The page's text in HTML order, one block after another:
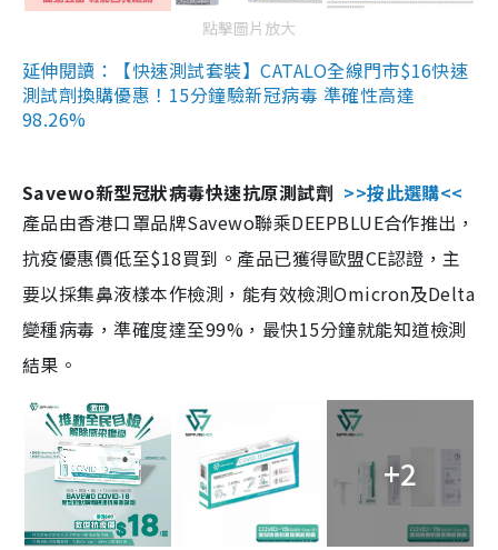
點擊圖片放大
延伸閱讀：【快速測試套裝】CATALO全線門市$16快速
測試劑換購優惠！15分鐘驗新冠病毒 準確性高達
98.26%
Savewo新型冠狀病毒快速抗原測試劑 >>按此選購<<
產品由香港口罩品牌Savewo聯乘DEEPBLUE合作推出，
抗疫優惠價低至$18買到。產品已獲得歐盟CE認證，主
要以採集鼻液樣本作檢測，能有效檢測Omicron及Delta
變種病毒，準確度達至99%，最快15分鐘就能知道檢測
結果。
+2